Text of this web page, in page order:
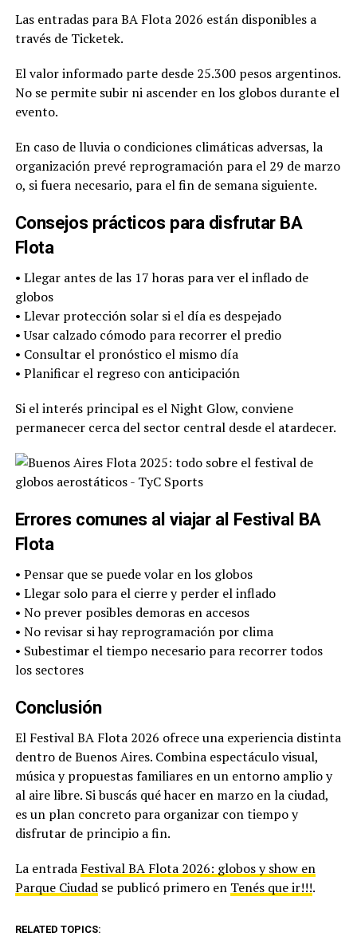
Las entradas para BA Flota 2026 están disponibles a
través de Ticketek.
El valor informado parte desde 25.300 pesos argentinos.
No se permite subir ni ascender en los globos durante el
evento.
En caso de lluvia o condiciones climáticas adversas, la
organización prevé reprogramación para el 29 de marzo
o, si fuera necesario, para el fin de semana siguiente.
Consejos prácticos para disfrutar BA
Flota
• Llegar antes de las 17 horas para ver el inflado de
globos
• Llevar protección solar si el día es despejado
• Usar calzado cómodo para recorrer el predio
• Consultar el pronóstico el mismo día
• Planificar el regreso con anticipación
Si el interés principal es el Night Glow, conviene
permanecer cerca del sector central desde el atardecer.
Errores comunes al viajar al Festival BA
Flota
• Pensar que se puede volar en los globos
• Llegar solo para el cierre y perder el inflado
• No prever posibles demoras en accesos
• No revisar si hay reprogramación por clima
• Subestimar el tiempo necesario para recorrer todos
los sectores
Conclusión
El Festival BA Flota 2026 ofrece una experiencia distinta
dentro de Buenos Aires. Combina espectáculo visual,
música y propuestas familiares en un entorno amplio y
al aire libre. Si buscás qué hacer en marzo en la ciudad,
es un plan concreto para organizar con tiempo y
disfrutar de principio a fin.
La entrada Festival BA Flota 2026: globos y show en
Parque Ciudadse publicó primero en Tenés que ir!!!.
RELATED TOPICS: